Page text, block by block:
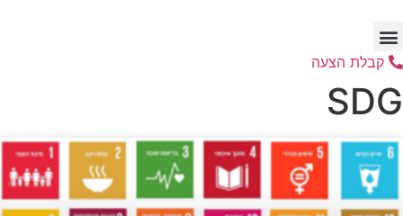
לתוכן
קבלת הצעה
SDG